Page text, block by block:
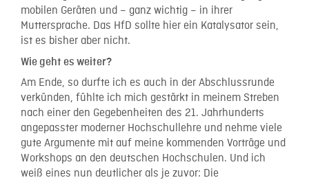
mobilen Geräten und – ganz wichtig – in ihrer
Muttersprache. Das HfD sollte hier ein Katalysator sein,
ist es bisher aber nicht.
Wie geht es weiter?
Am Ende, so durfte ich es auch in der Abschlussrunde
verkünden, fühlte ich mich gestärkt in meinem Streben
nach einer den Gegebenheiten des 21. Jahrhunderts
angepasster moderner Hochschullehre und nehme viele
gute Argumente mit auf meine kommenden Vorträge und
Workshops an den deutschen Hochschulen. Und ich
weiß eines nun deutlicher als je zuvor: Die